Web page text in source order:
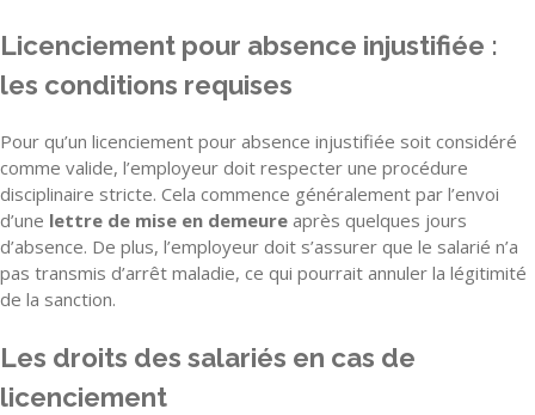
Licenciement pour absence injustifiée :
les conditions requises
Pour qu’un licenciement pour absence injustifiée soit considéré
comme valide, l’employeur doit respecter une procédure
disciplinaire stricte. Cela commence généralement par l’envoi
d’une lettre de mise en demeure après quelques jours
d’absence. De plus, l’employeur doit s’assurer que le salarié n’a
pas transmis d’arrêt maladie, ce qui pourrait annuler la légitimité
de la sanction.
Les droits des salariés en cas de
licenciement